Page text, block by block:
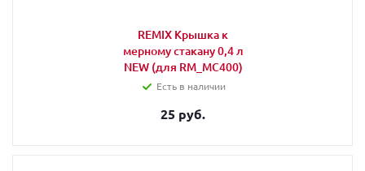
REMIX Крышка к
мерному стакану 0,4 л
NEW (для RM_MC400)
Есть в наличии
25 руб.